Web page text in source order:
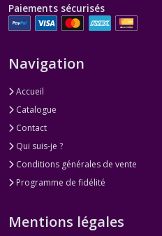
Paiements sécurisés
Navigation
Accueil
Catalogue
Contact
Qui suis-je ?
Conditions générales de vente
Programme de fidélité
Mentions légales